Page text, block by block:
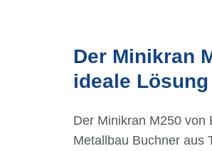
Der Minikran
ideale
Der Minikran M250 von
Metallbau Buchner aus